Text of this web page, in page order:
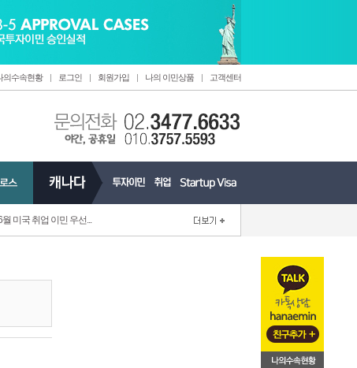
의수속현황 | 로그인 | 회원가입 | 나의 이민상품 | 고객센터
미국 취업 이민 우선...